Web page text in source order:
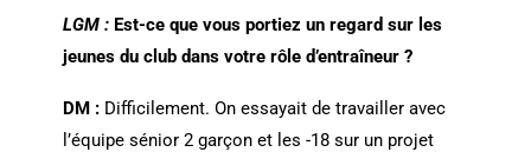
LGM :Est-ce que vous portiez un regard sur les
jeunes du club dans votre rôle d’entraîneur ?
DM :Difficilement. On essayait de travailler avec
l’équipe sénior 2 garçon et les -18 sur un projet